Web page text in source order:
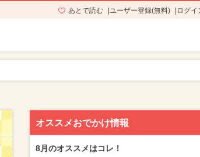
あとで読む ユーザー登録(無料) ログイ
オススメおでかけ情報
8月のオススメはコレ！